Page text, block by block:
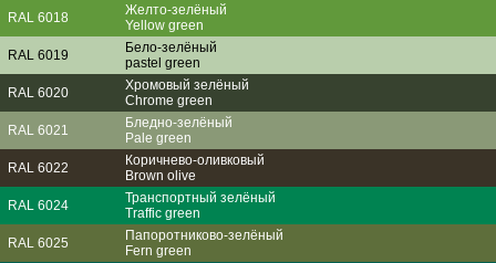
RAL 6018
Желто-зелёный
Yellow green
RAL 6019
Бело-зелёный
pastel green
RAL 6020
Хромовый зелёный
Chrome green
RAL 6021
Бледно-зелёный
Pale green
RAL 6022
Коричнево-оливковый
Brown olive
RAL 6024
Транспортный зелёный
Traffic green
RAL 6025
Папоротниково-зелёный
Fern green